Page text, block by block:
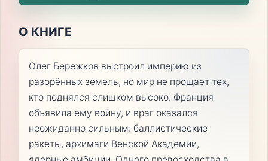
О КНИГЕ
Олег Бережков выстроил империю из
разорённых земель, но мир не прощает тех,
кто поднялся слишком высоко. Франция
объявила ему войну, и враг оказался
неожиданно сильным: баллистические
ракеты, архимаги Венской Академии,